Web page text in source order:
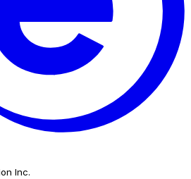
Inc.